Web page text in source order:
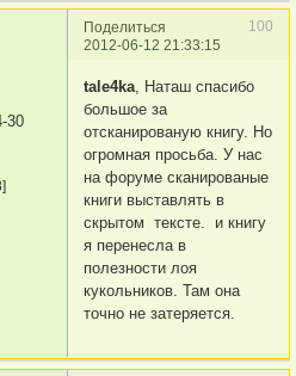
Поделиться
100
2012-06-12 21:33:15
30
tale4ka, Наташ спасибо
большое за
отсканированую книгу. Но
огромная просьба. У нас
на форуме сканированые
книги выставлять в
скрытом тексте. и книгу
я перенесла в
полезности лоя
кукольников. Там она
точно не затеряется.